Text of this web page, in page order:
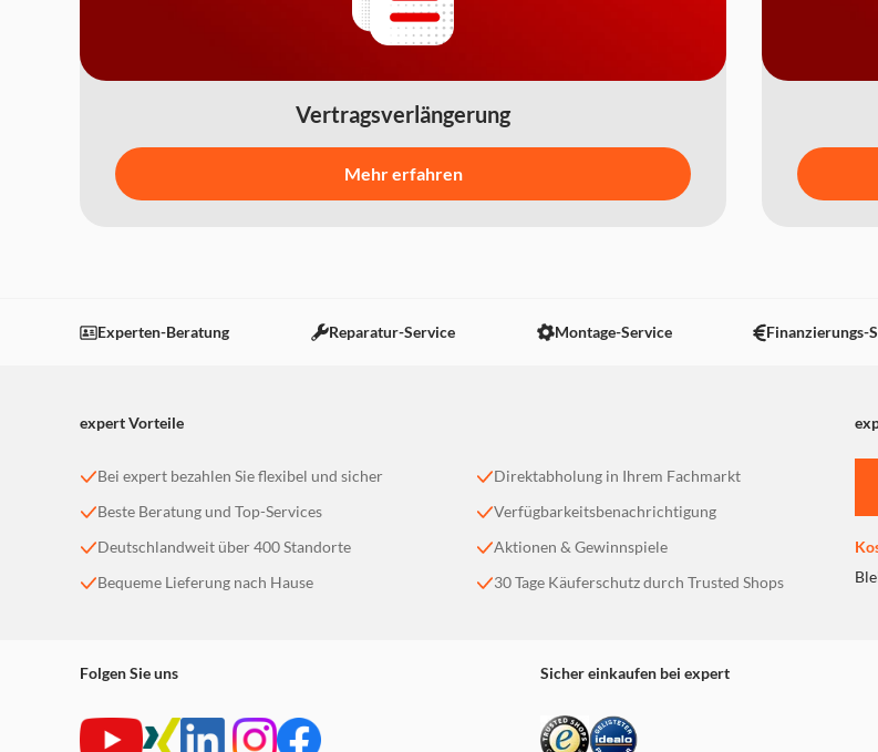
Vertragsverlängerung
Mehr erfahren
Experten-Beratung Reparatur-Service Montage-Service Finanzierungs-
expert Vorteile
Bei expert bezahlen Sie flexibel und sicher
Beste Beratung und Top-Services
Deutschlandweit über 400 Standorte
Bequeme Lieferung nach Hause
Direktabholung in Ihrem Fachmarkt
Verfügbarkeitsbenachrichtigung
Aktionen & Gewinnspiele
30 Tage Käuferschutz durch Trusted Shops
Folgen Sie uns Sicher einkaufen bei expert